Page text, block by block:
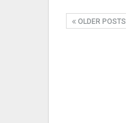
OLDER POSTS